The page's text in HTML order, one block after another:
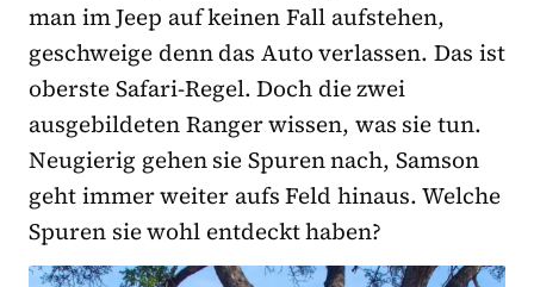
man im Jeep auf keinen Fall aufstehen,
geschweige denn das Auto verlassen. Das ist
oberste Safari-Regel. Doch die zwei
ausgebildeten Ranger wissen, was sie tun.
Neugierig gehen sie Spuren nach, Samson
geht immer weiter aufs Feld hinaus. Welche
Spuren sie wohl entdeckt haben?